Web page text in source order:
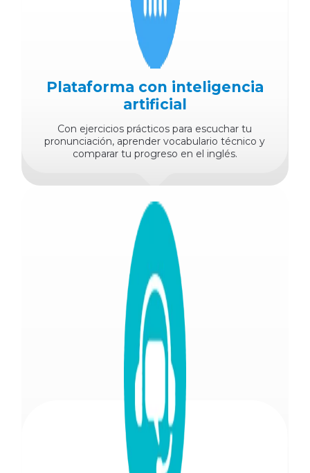
Plataforma con inteligencia
artificial
Con ejercicios prácticos para escuchar tu
pronunciación, aprender vocabulario técnico y
comparar tu progreso en el inglés.